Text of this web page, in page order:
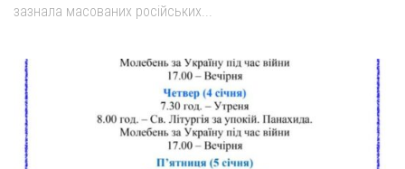
зазнала масованих російських...